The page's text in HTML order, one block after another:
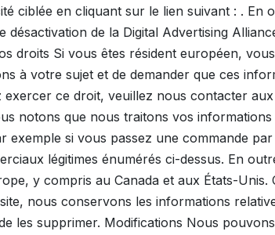
ciblée en cliquant sur le lien suivant : . En
de la Digital Advertising
droits Si vous êtes résident européen,
à votre sujet et de demander que ces
exercer ce droit, veuillez nous contacter
notons que nous traitons vos
si vous passez une commande
légitimes énumérés ci-dessus. En
y compris au Canada et aux États-
nous conservons les informations
les supprimer. Modifications Nous